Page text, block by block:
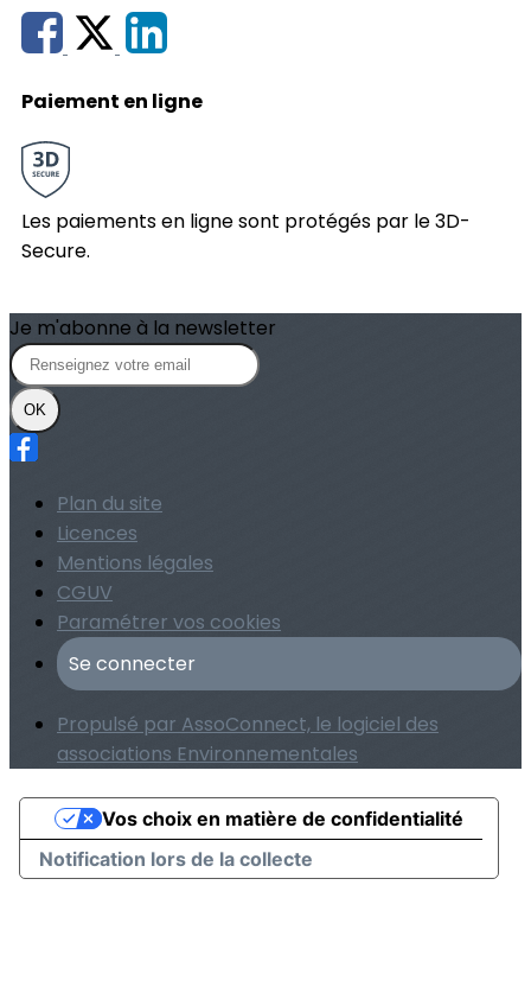
Paiement en ligne
Les paiements en ligne sont protégés par le 3D-
Secure.
Je m'abonne à la newsletter
OK
Plan du site
Licences
Mentions légales
CGUV
Paramétrer vos cookies
Se connecter
Propulsé par AssoConnect, le logiciel des
associations Environnementales
Notification lors de la collecte
Vos choix en matière de confidentialité